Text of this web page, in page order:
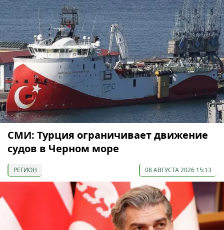
СМИ: Турция ограничивает движение
судов в Черном море
РЕГИОН 08 АВГУСТА 2026 15:13